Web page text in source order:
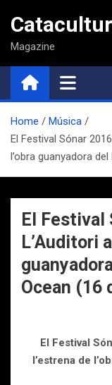
contenido
Magazine
Home
Música
El Festival Sónar
l’obra guanyadora
El Festival
L’Auditori
Ocean (16
El Festival
l’estrena de